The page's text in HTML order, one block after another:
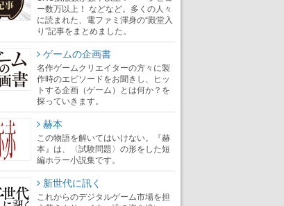
ー数万以上！ などなど。多くの人々
に読まれた、電ファミ渾身の“殿堂入
り”記事をまとめました。
ゲームの企画書
名作ゲームクリエイターの方々に製
作時のエピソードをお聞きし、ヒッ
トする企画（ゲーム）とは何か？を
探っていきます。
赫本
この物語を解いてはいけない。『赫
本』は、〈試験問題〉の形をした短
編ホラー小説集です。
新世代に訊く
これからのデジタルゲーム市場を担